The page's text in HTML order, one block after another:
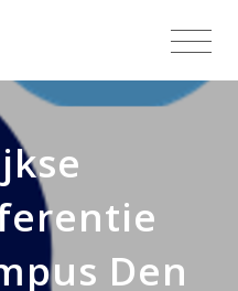
Den